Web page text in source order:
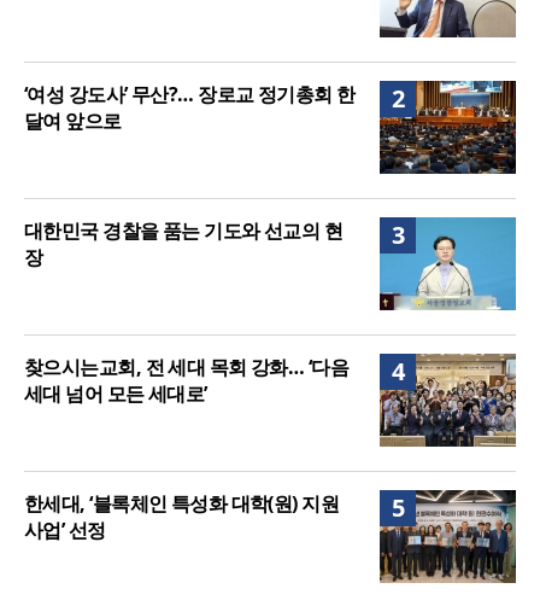
2
‘여성 강도사’ 무산?… 장로교 정기총회 한
달여 앞으로
3
대한민국 경찰을 품는 기도와 선교의 현
장
4
찾으시는교회, 전 세대 목회 강화… ‘다음
세대 넘어 모든 세대로’
5
한세대, ‘블록체인 특성화 대학(원) 지원
사업’ 선정